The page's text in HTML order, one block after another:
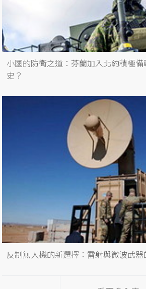
小國的防衛之道：芬蘭加入北約積極
史？
反制無人機的新選擇：雷射與微波武